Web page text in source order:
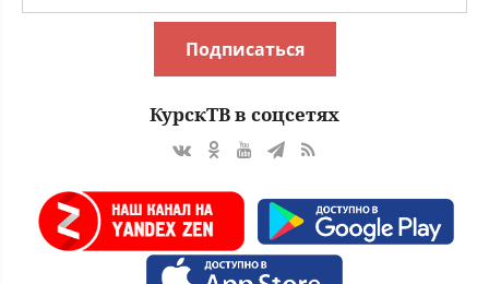
Подписаться
КурскТВ в соцсетях